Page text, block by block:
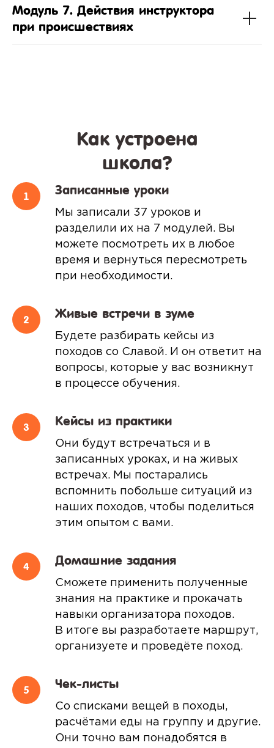
Модуль 7. Действия инструктора
при происшествиях
Как устроена
школа?
Записанные уроки
Мы записали 37 уроков и
разделили их на 7 модулей. Вы
можете посмотреть их в любое
время и вернуться пересмотреть
при необходимости.
Живые встречи в зуме
Будете разбирать кейсы из
походов со Славой. И он ответит на
вопросы, которые у вас возникнут
в процессе обучения.
Кейсы из практики
Они будут встречаться и в
записанных уроках, и на живых
встречах. Мы постарались
вспомнить побольше ситуаций из
наших походов, чтобы поделиться
этим опытом с вами.
Домашние задания
Сможете применить полученные
знания на практике и прокачать
навыки организатора походов.
В итоге вы разработаете маршрут,
организуете и проведёте поход.
Чек-листы
Со списками вещей в походы,
расчётами еды на группу и другие.
Они точно вам понадобятся в